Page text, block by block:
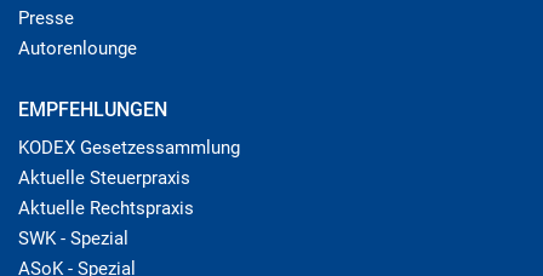
Presse
Autorenlounge
EMPFEHLUNGEN
KODEX Gesetzessammlung
Aktuelle Steuerpraxis
Aktuelle Rechtspraxis
SWK - Spezial
ASoK - Spezial